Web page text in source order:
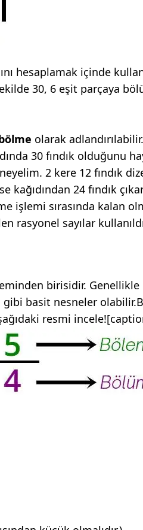
hesaplamak içinde
30, 6 eşit parçaya
olarak
30 fındık olduğunu
2 kere 12 fındık
24 fındık
işlemi sırasında kalan
rasyonel sayılar
birisidir.
basit nesneler
resmi